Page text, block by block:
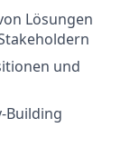
Lösungen
und
Building